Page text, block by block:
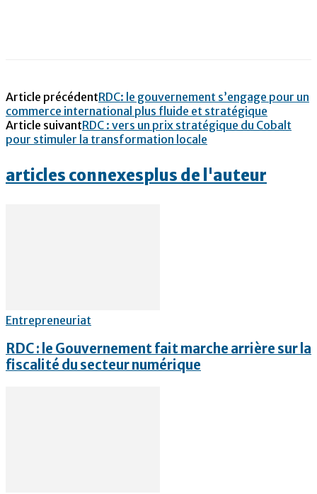
Article précédentRDC: le gouvernement s’engage pour un
commerce international plus fluide et stratégique
Article suivantRDC : vers un prix stratégique du Cobalt
pour stimuler la transformation locale
articles connexesplus de l'auteur
Entrepreneuriat
RDC : le Gouvernement fait marche arrière sur la
fiscalité du secteur numérique